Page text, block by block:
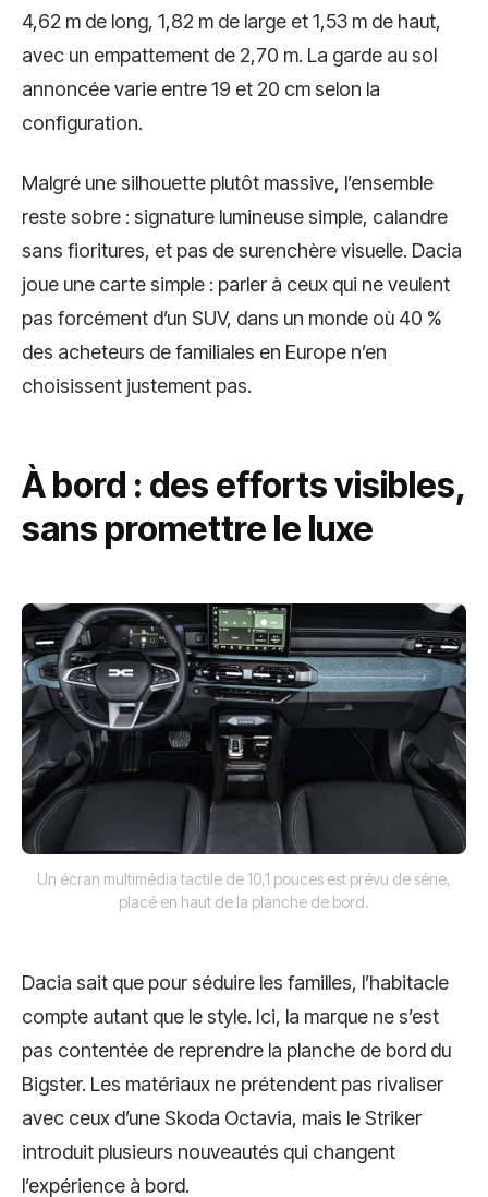
4,62 m de long, 1,82 m de large et 1,53 m de haut,
avec un empattement de 2,70 m. La garde au sol
annoncée varie entre 19 et 20 cm selon la
configuration.
Malgré une silhouette plutôt massive, l’ensemble
reste sobre : signature lumineuse simple, calandre
sans fioritures, et pas de surenchère visuelle. Dacia
joue une carte simple : parler à ceux qui ne veulent
pas forcément d’un SUV, dans un monde où 40 %
des acheteurs de familiales en Europe n’en
choisissent justement pas.
À bord : des efforts visibles,
sans promettre le luxe
Un écran multimédia tactile de 10,1 pouces est prévu de série,
placé en haut de la planche de bord.
Dacia sait que pour séduire les familles, l’habitacle
compte autant que le style. Ici, la marque ne s’est
pas contentée de reprendre la planche de bord du
Bigster. Les matériaux ne prétendent pas rivaliser
avec ceux d’une Skoda Octavia, mais le Striker
introduit plusieurs nouveautés qui changent
l’expérience à bord.